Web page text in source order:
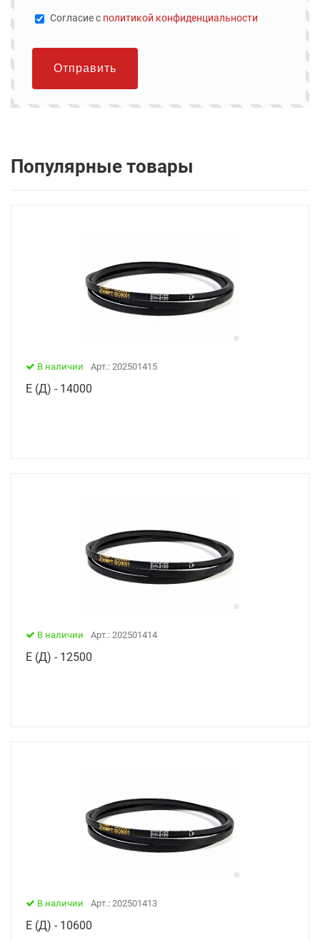
Cогласие с политикой конфиденциальности
Отправить
Популярные товары
В наличии Арт.: 202501415
Е (Д) - 14000
В наличии Арт.: 202501414
Е (Д) - 12500
В наличии Арт.: 202501413
Е (Д) - 10600